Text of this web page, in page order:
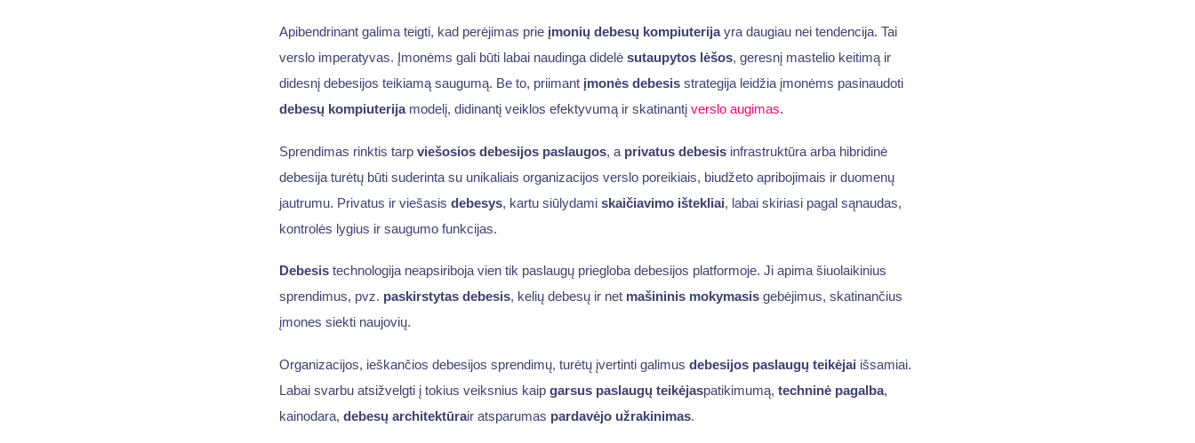
Apibendrinant galima teigti, kad perėjimas prie įmonių debesų kompiuterijayra daugiau nei tendencija. Tai
verslo imperatyvas. Įmonėms gali būti labai naudinga didelė sutaupytos lėšos, geresnį mastelio keitimą ir
didesnį debesijos teikiamą saugumą. Be to, priimant įmonės debesis strategija leidžia įmonėms pasinaudoti
debesų kompiuterijamodelį, didinantį veiklos efektyvumą ir skatinantį verslo augimas.
Sprendimas rinktis tarp viešosios debesijos paslaugos, a privatus debesisinfrastruktūra arba hibridinė
debesija turėtų būti suderinta su unikaliais organizacijos verslo poreikiais, biudžeto apribojimais ir duomenų
jautrumu. Privatus ir viešasis debesys, kartu siūlydami skaičiavimo ištekliai, labai skiriasi pagal sąnaudas,
kontrolės lygius ir saugumo funkcijas.
Debesistechnologija neapsiriboja vien tik paslaugų priegloba debesijos platformoje. Ji apima šiuolaikinius
sprendimus, pvz. paskirstytas debesis, kelių debesų ir net mašininis mokymasisgebėjimus, skatinančius
įmones siekti naujovių.
Organizacijos, ieškančios debesijos sprendimų, turėtų įvertinti galimus debesijos paslaugų teikėjai išsamiai.
Labai svarbu atsižvelgti į tokius veiksnius kaip garsus paslaugų teikėjaspatikimumą, techninė pagalba,
kainodara, debesų architektūrair atsparumas pardavėjo užrakinimas.